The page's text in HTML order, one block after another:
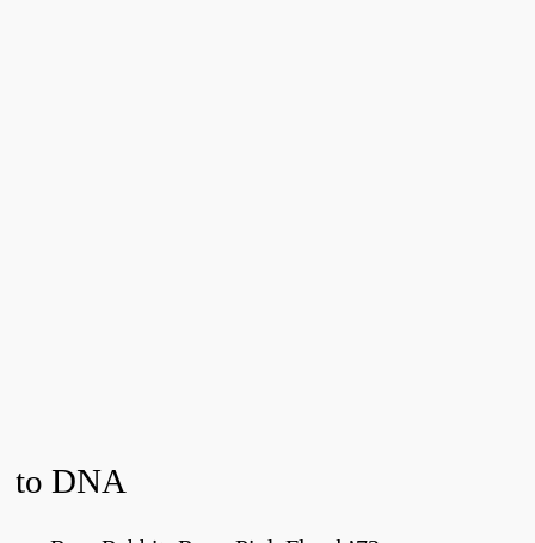
to DNA